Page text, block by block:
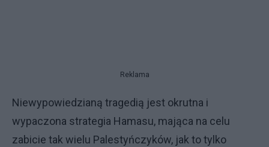
Reklama
Niewypowiedzianą tragedią jest okrutna i
wypaczona strategia Hamasu, mająca na celu
zabicie tak wielu Palestyńczyków, jak to tylko